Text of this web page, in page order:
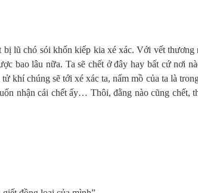
bị lũ chó sói khốn kiếp kia xé xác. Với vết thương
bao lâu nữa. Ta sẽ chết ở đây hay bất cứ nơi
khí chúng sẽ tới xé xác ta, nấm mồ của ta là
nhận cái chết ấy… Thôi, đằng nào cũng chết,